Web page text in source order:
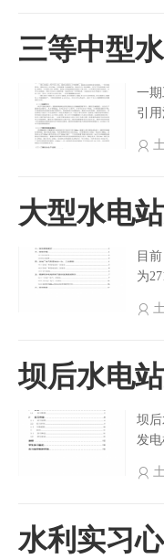
三等中型
一
引
大型水电
目
为
坝后水电
坝
发
水利实习